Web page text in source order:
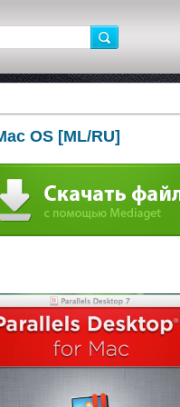
OS [ML/RU]